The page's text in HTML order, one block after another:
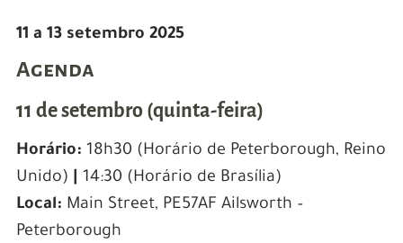
11 a 13 setembro 2025
Agenda
11 de setembro (quinta-feira)
Horário: 18h30 (Horário de Peterborough, Reino
Unido)
14:30 (Horário de Brasília)
Local: Main Street, PE57AF Ailsworth –
Peterborough